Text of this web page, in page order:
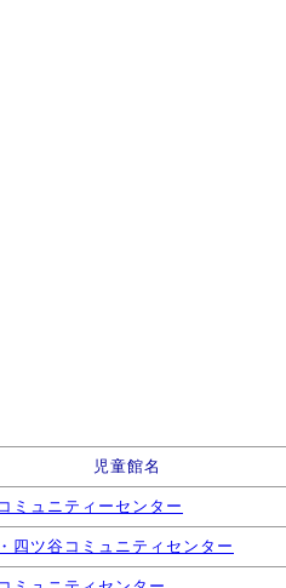
児童館名
ミュニティーセンター
四ツ谷コミュニティセンター